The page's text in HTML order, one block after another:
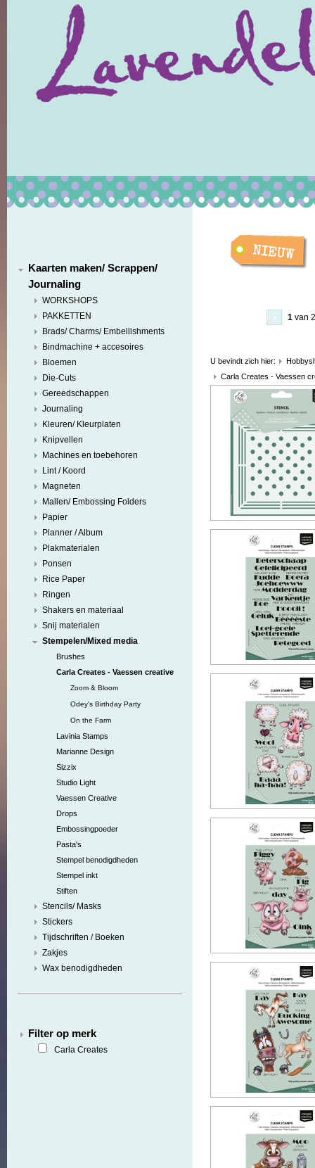
Kaarten maken/ Scrappen/
Journaling
WORKSHOPS
PAKKETTEN
Brads/ Charms/ Embellishments
Bindmachine + accesoires
Bloemen
Die-Cuts
Gereedschappen
Journaling
Kleuren/ Kleurplaten
Knipvellen
Machines en toebehoren
Lint / Koord
Magneten
Mallen/ Embossing Folders
Papier
Planner / Album
Plakmaterialen
Ponsen
Rice Paper
Ringen
Shakers en materiaal
Snij materialen
Stempelen/Mixed media
Brushes
Carla Creates - Vaessen creative
Zoom & Bloom
Odey's Birthday Party
On the Farm
Lavinia Stamps
Marianne Design
Sizzix
Studio Light
Vaessen Creative
Drops
Embossingpoeder
Pasta's
Stempel benodigdheden
Stempel inkt
Stiften
Stencils/ Masks
Stickers
Tijdschriften / Boeken
Zakjes
Wax benodigdheden
Filter op merk
Carla Creates
1van 2
U bevindt zich hier:
Carla Creates - Vaessen